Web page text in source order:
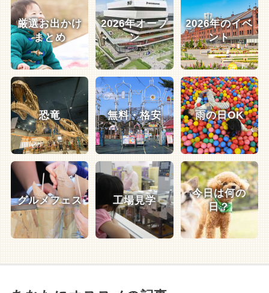
厳選お出かけ
まとめ
2026年オープ
ン
2026年のイベ
ント
恐竜 無料・格安 雨の日OK
グルメフェス 工場見学
今日は何の
日？